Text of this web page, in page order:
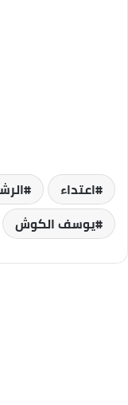
اعتداء
يوسف الكوش